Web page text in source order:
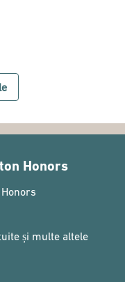
Honors
și multe altele